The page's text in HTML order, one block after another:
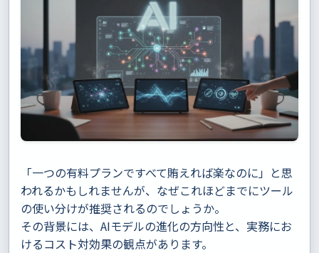
「一つの有料プランですべて賄えれば楽なのに」と思
われるかもしれませんが、なぜこれほどまでにツール
の使い分けが推奨されるのでしょうか。
その背景には、AIモデルの進化の方向性と、実務にお
けるコスト対効果の観点があります。